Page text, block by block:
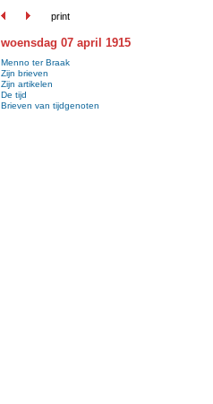
print
woensdag 07 april 1915
Menno ter Braak
Zijn brieven
Zijn artikelen
De tijd
Brieven van tijdgenoten